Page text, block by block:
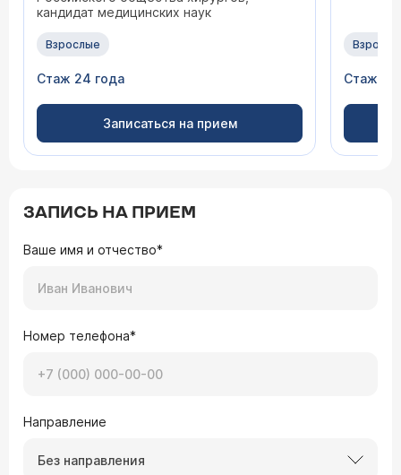
кандидат медицинских наук
Взрослые
Стаж 24 года
Записаться на прием
Стаж 17
ЗАПИСЬ НА ПРИЕМ
Ваше имя и отчество*
Номер телефона*
Направление
Без направления